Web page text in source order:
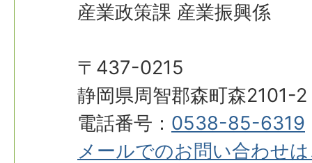
産業政策課 産業振興係
〒437-0215
静岡県周智郡森町森2101-2
電話番号： 0538-85-6319
メールでのお問い合わせ